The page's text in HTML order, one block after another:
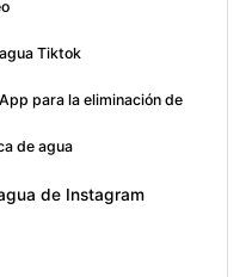
Tiktok
para la eliminación de
de agua
de Instagram